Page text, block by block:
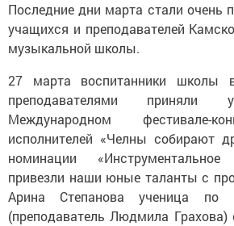
Последние дни марта стали очень
учащихся и преподавателей
музыкальной школы.
27 марта воспитанники школы
преподавателями
Международном фестивале-
исполнителей «Челны собирают
номинации «Инструментальное
привезли наши юные таланты с
Арина Степанова ученица по
(преподаватель Людмила Грахова)